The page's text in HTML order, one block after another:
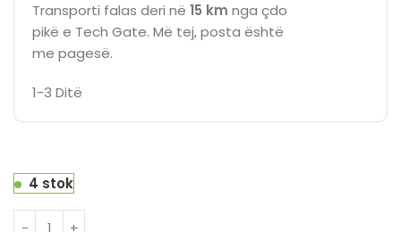
Transporti falas deri në 15 km nga çdo
pikë e Tech Gate. Më tej, posta është
me pagesë.
1-3 Ditë
4 stok